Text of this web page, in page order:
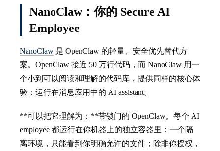
NanoClaw：你的 Secure AI
Employee
NanoClaw 是 OpenClaw 的轻量、安全优先替代方
案。OpenClaw 接近 50 万行代码，而 NanoClaw 用一
个小到可以阅读和理解的代码库，提供同样的核心体
验：运行在消息应用中的 AI assistant。
**可以把它理解为：**带锁门的 OpenClaw。每个 AI
employee 都运行在你机器上的独立容器里：一个隔
离环境，只能看到你明确允许的文件；除非你授权，